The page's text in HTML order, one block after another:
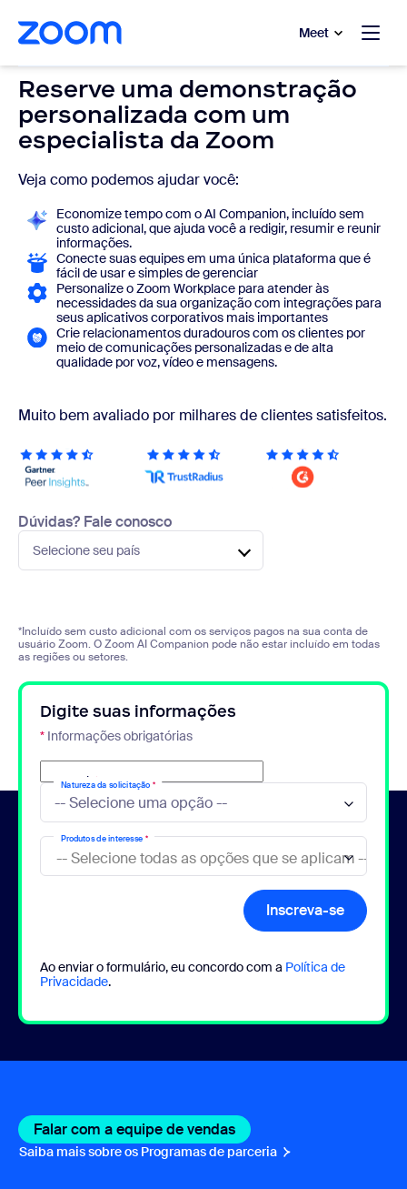
principal
chat de ajuda Meet
Reserve uma demonstração
personalizada com um
especialista da Zoom
Veja como podemos ajudar você:
Economize tempo com o AI Companion, incluído sem
custo adicional, que ajuda você a redigir, resumir e reunir
informações.
Conecte suas equipes em uma única plataforma que é
fácil de usar e simples de gerenciar
Personalize o Zoom Workplace para atender às
necessidades da sua organização com integrações para
seus aplicativos corporativos mais importantes
Crie relacionamentos duradouros com os clientes por
meio de comunicações personalizadas e de alta
qualidade por voz, vídeo e mensagens.
Muito bem avaliado por milhares de clientes satisfeitos.
Dúvidas? Fale conosco
Selecione seu país
*Incluído sem custo adicional com os serviços pagos na sua conta de
usuário Zoom. O Zoom AI Companion pode não estar incluído em todas
as regiões ou setores.
Digite suas informações
* Informações obrigatórias
E-mail*
Natureza da solicitação *
Produtos de interesse *
Inscreva-se
Ao enviar o formulário, eu concordo com a Política de
Privacidade.
Falar com a equipe de vendas
Saiba mais sobre os Programas de parceria